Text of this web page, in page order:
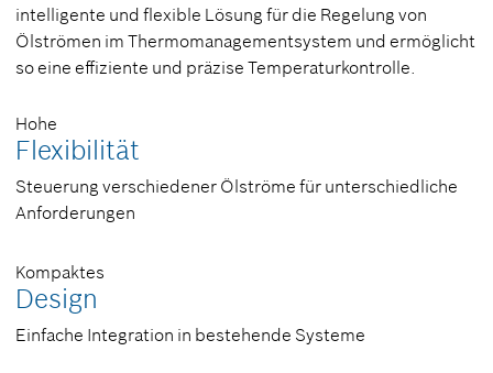
intelligente und flexible Lösung für die Regelung von
Ölströmen im Thermomanagementsystem und ermöglicht
so eine effiziente und präzise Temperaturkontrolle.
Hohe
Flexibilität
Steuerung verschiedener Ölströme für unterschiedliche
Anforderungen
Kompaktes
Design
Einfache Integration in bestehende Systeme